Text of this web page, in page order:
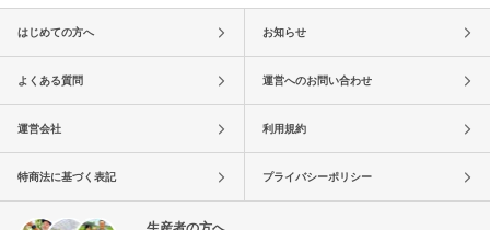
はじめての方へ お知らせ
よくある質問 運営へのお問い合わせ
運営会社 利用規約
特商法に基づく表記 プライバシーポリシー